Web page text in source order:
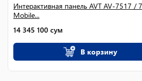
Интерактивная панель AVT AV-7517 /
Mobile...
14 345 100 сум
В корзину